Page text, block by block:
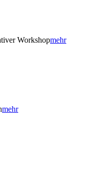
Workshopmehr
mehr